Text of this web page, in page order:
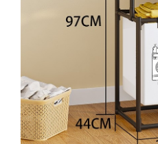
Instalatii cu baterii
Instalatii liniare si role de
luminos
Instalatii liniare/sir
Instalatii perdea
Instalatii plasa